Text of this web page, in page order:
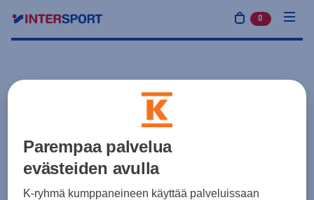
0 tuotetta
Parempaa palvelua
evästeiden avulla
K-ryhmä kumppaneineen käyttää palveluissaan